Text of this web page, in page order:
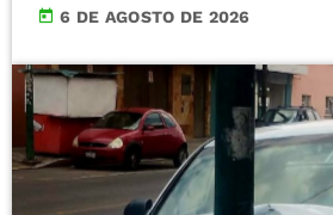
today 6 DE AGOSTO DE 2026